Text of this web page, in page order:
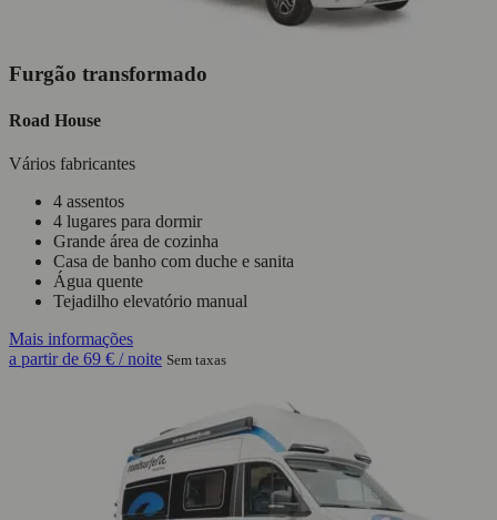
Furgão transformado
Road House
Vários fabricantes
4 assentos
4 lugares para dormir
Grande área de cozinha
Casa de banho com duche e sanita
Água quente
Tejadilho elevatório manual
Mais informações
a partir de 69 € / noite Sem taxas